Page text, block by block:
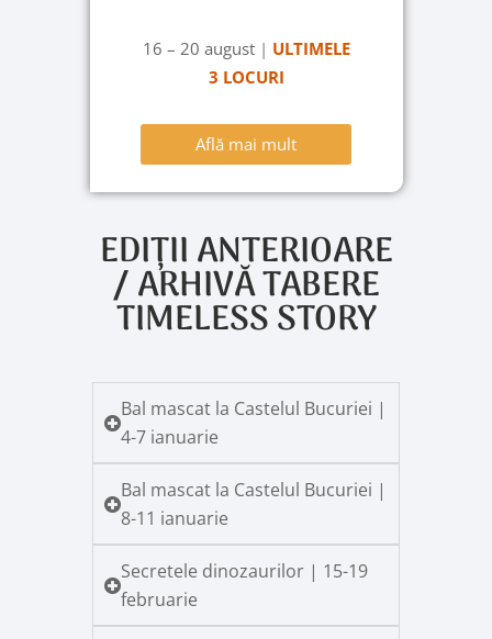
16 – 20 august | ULTIMELE
3 LOCURI
Află mai mult
EDIȚII ANTERIOARE
/ ARHIVĂ TABERE
TIMELESS STORY
Bal mascat la Castelul Bucuriei |
4-7 ianuarie
Bal mascat la Castelul Bucuriei |
8-11 ianuarie
Secretele dinozaurilor | 15-19
februarie